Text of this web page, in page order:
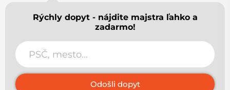
Rýchly dopyt - nájdite majstra ľahko a
zadarmo!
Odošli dopyt